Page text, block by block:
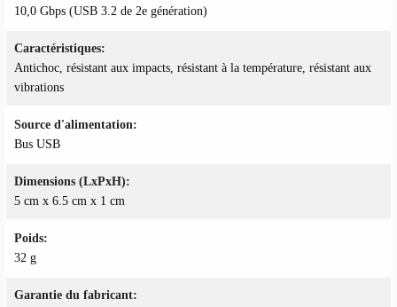
10,0 Gbps (USB 3.2 de 2e génération)
Caractéristiques
Antichoc, résistant aux impacts, résistant à la température, résistant aux
vibrations
Source d'alimentation
Bus USB
Dimensions (LxPxH)
5 cm x 6.5 cm x 1 cm
Poids
32 g
Garantie du fabricant